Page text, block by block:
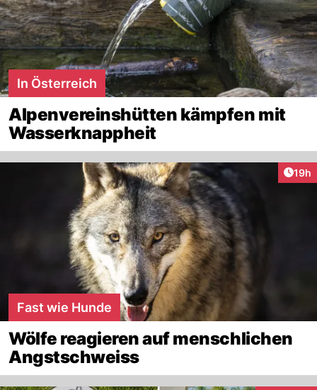
In Österreich
Alpenvereinshütten kämpfen mit
Wasserknappheit
19h
Fast wie Hunde
Wölfe reagieren auf menschlichen
Angstschweiss